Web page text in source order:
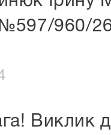
№597/960/
Виклик